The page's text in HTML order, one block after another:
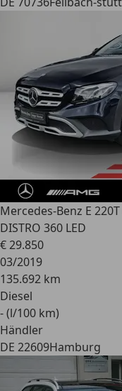
Mercedes-Benz E 220
DISTRO 360 LED
€ 29.850
03/2019
135.692 km
Diesel
- (l/100 km)
Händler
DE 22609Hamburg